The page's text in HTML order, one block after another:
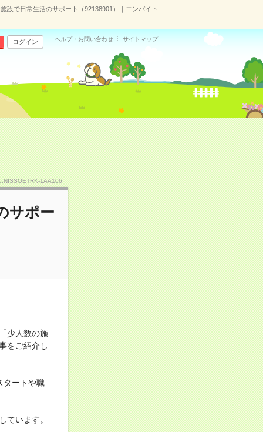
設で日常生活のサポート（92138901）｜エンバイト
ログイン ヘルプ・お問い合わせ サイトマップ
1AA106
サポー
少人数の施
をご紹介し
タートや職
ています。